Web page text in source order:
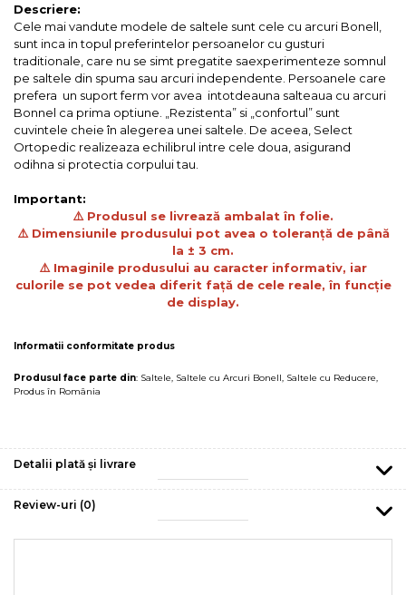
Descriere:
Cele mai vandute modele de saltele sunt cele cu arcuri Bonell,
sunt inca in topul preferintelor persoanelor cu gusturi
traditionale, care nu se simt pregatite saexperimenteze somnul
pe saltele din spuma sau arcuri independente. Persoanele care
prefera un suport ferm vor avea intotdeauna salteaua cu arcuri
Bonnel ca prima optiune. „Rezistenta” si „confortul” sunt
cuvintele cheie în alegerea unei saltele. De aceea, Select
Ortopedic realizeaza echilibrul intre cele doua, asigurand
odihna si protectia corpului tau.
Important:
⚠️ Produsul se livrează ambalat în folie.
⚠️ Dimensiunile produsului pot avea o toleranță de până
la ± 3 cm.
⚠️ Imaginile produsului au caracter informativ, iar
culorile se pot vedea diferit față de cele reale, în funcție
de display.
Informatii conformitate produs
Produsul face parte din: Saltele, Saltele cu Arcuri Bonell, Saltele cu Reducere,
Produs în România
Detalii plată și livrare
Review-uri (0)